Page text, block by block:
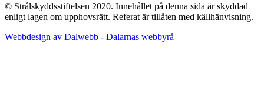
© Strålskyddsstiftelsen 2020. Innehållet på denna sida är skyddad
enligt lagen om upphovsrätt. Referat är tillåten med källhänvisning.
Webbdesign av Dalwebb - Dalarnas webbyrå